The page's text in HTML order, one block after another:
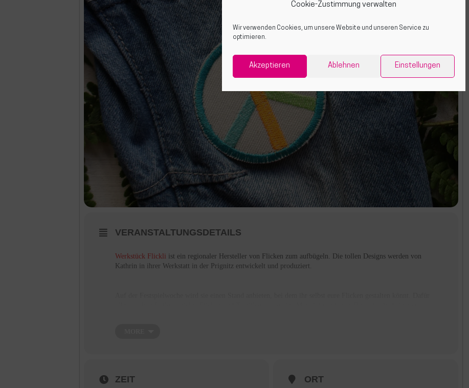
Cookie-Zustimmung verwalten
Wir verwenden Cookies, um unsere Website und unseren Service zu
optimieren.
Akzeptieren Ablehnen Einstellungen
VERANSTALTUNGSDETAILS
Werkstück Flickli ist ein regionaler Hersteller von Flicken zum aufbügeln. Die tollen Designs werden von
Kathrin in ihrer Werkstatt in der Prignitz entwickelt und produziert.
ZEIT ORT